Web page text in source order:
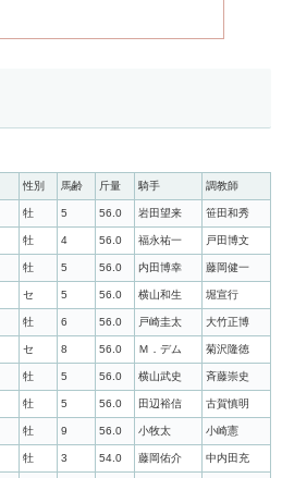
性別 馬齢 斤量 騎手 調教師
牡 5 56.0 岩田望来 笹田和秀
牡 4 56.0 福永祐一 戸田博文
牡 5 56.0 内田博幸 藤岡健一
セ 5 56.0 横山和生 堀宣行
牡 6 56.0 戸崎圭太 大竹正博
セ 8 56.0 Ｍ．デム 菊沢隆徳
牡 5 56.0 横山武史 斉藤崇史
牡 5 56.0 田辺裕信 古賀慎明
牡 9 56.0 小牧太 小崎憲
牡 3 54.0 藤岡佑介 中内田充